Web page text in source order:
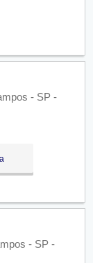
- SP -
- SP -